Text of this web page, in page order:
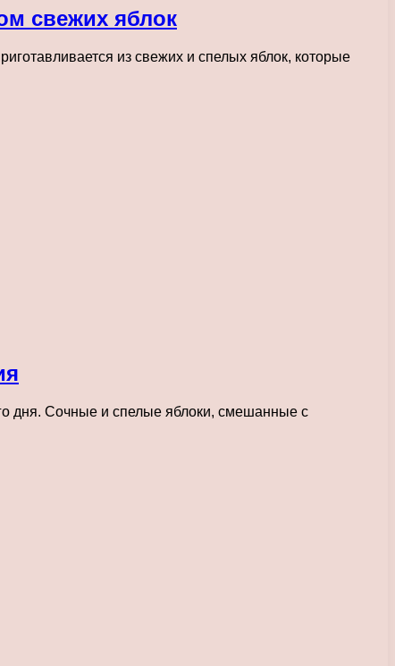
свежих яблок
из свежих и спелых яблок, которые
дня. Сочные и спелые яблоки, смешанные с